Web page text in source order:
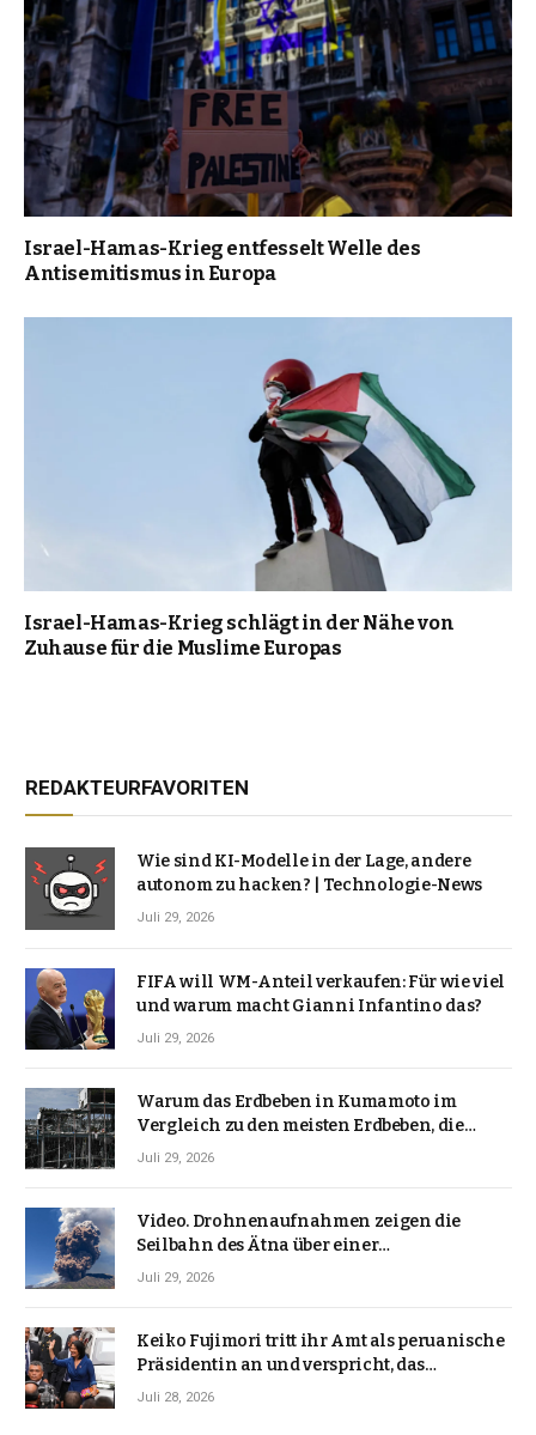
Israel-Hamas-Krieg entfesselt Welle des
Antisemitismus in Europa
Israel-Hamas-Krieg schlägt in der Nähe von
Zuhause für die Muslime Europas
REDAKTEURFAVORITEN
Wie sind KI-Modelle in der Lage, andere
autonom zu hacken? | Technologie-News
Juli 29, 2026
FIFA will WM-Anteil verkaufen: Für wie viel
und warum macht Gianni Infantino das?
Juli 29, 2026
Warum das Erdbeben in Kumamoto im
Vergleich zu den meisten Erdbeben, die
Japan erschütterten, ungewöhnlich ist
Juli 29, 2026
Video. Drohnenaufnahmen zeigen die
Seilbahn des Ätna über einer
Vulkanlandschaft
Juli 29, 2026
Keiko Fujimori tritt ihr Amt als peruanische
Präsidentin an und verspricht, das
Jahrzehnt der Instabilität zu beenden
Juli 28, 2026